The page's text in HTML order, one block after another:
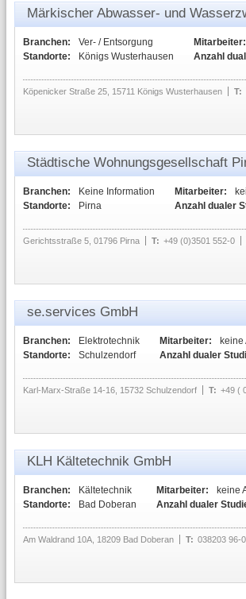
Märkischer Abwasser- und
Branchen:
Ver- / Entsorgung
Standorte:
Königs Wusterhausen
Mitarbeiter:
Anzahl
Köpenicker Straße 25, 15711 Königs Wusterhausen T:
Städtische Wohnungsgesellschaft
Branchen:
Keine Information
Standorte:
Pirna
Mitarbeiter:
Anzahl dualer
Gerichtsstraße 5, 01796 Pirna T: +49 (0)3501 552-0
se.services GmbH
Branchen:
Elektrotechnik
Standorte:
Schulzendorf
Mitarbeiter:
keine
Anzahl dualer
Karl-Marx-Straße 14-16, 15732 Schulzendorf T: +49 (
KLH Kältetechnik GmbH
Branchen:
Kältetechnik
Standorte:
Bad Doberan
Mitarbeiter:
keine
Anzahl dualer
Am Waldrand 10A, 18209 Bad Doberan T: 038203 96-0